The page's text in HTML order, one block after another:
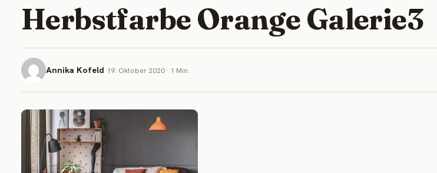
Herbstfarbe Orange Galerie3
Annika Kofeld 19. Oktober 2020 · 1 Min.